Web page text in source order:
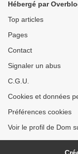
publiée en mai
Hébergé par
Top articles
Pages
Contact
Signaler un abus
C.G.U.
Cookies et données
Préférences cookies
Voir le profil de Dom